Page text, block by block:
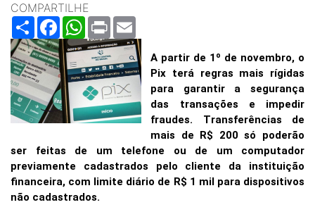
COMPARTILHE
ShareFacebookWhatsApp
Print
A partir de 1º de novembro, o
Pix terá regras mais rígidas
para garantir a segurança
das transações e impedir
fraudes. Transferências de
mais de R$ 200 só poderão
ser feitas de um telefone ou de um computador
previamente cadastrados pelo cliente da instituição
financeira, com limite diário de R$ 1 mil para dispositivos
não cadastrados.